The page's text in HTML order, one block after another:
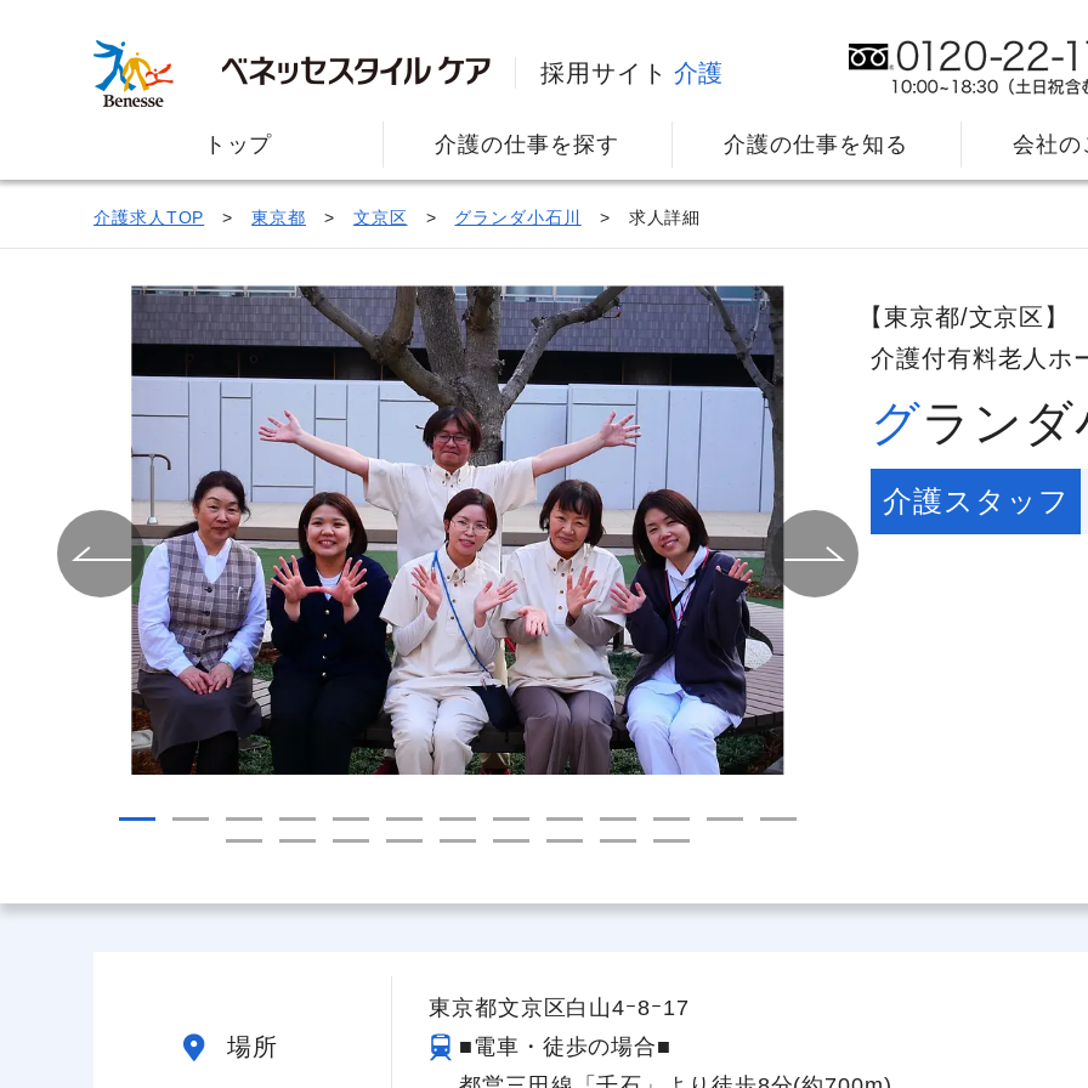
採用サイト 介護
トップ 介護の仕事を探す 介護の仕事を知る
給与制度
教育・研修のサポート
資格取得サポート制度
会社の
スタッフインタビュー
社⻑メッセージ
社員主役のプロジェクト
介護求人TOP 東京都 文京区 グランダ小石川 求人詳細
【東京都/文京区】
介護付有料老人ホ
グラン
介護スタッフ
場所
東京都文京区白山4ｰ8ｰ17
■電車・徒歩の場合■